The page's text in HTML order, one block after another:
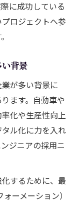
に成功している
ロジェクトへ参
背景
が多い背景に
ます。自動車や
化や生産性向上
ル化に力を入れ
ジニアの採用ニ
するために、最
ーメーション）